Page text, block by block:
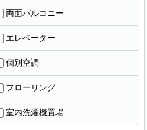
両面バルコニー
エレベーター
個別空調
フローリング
室内洗濯機置場